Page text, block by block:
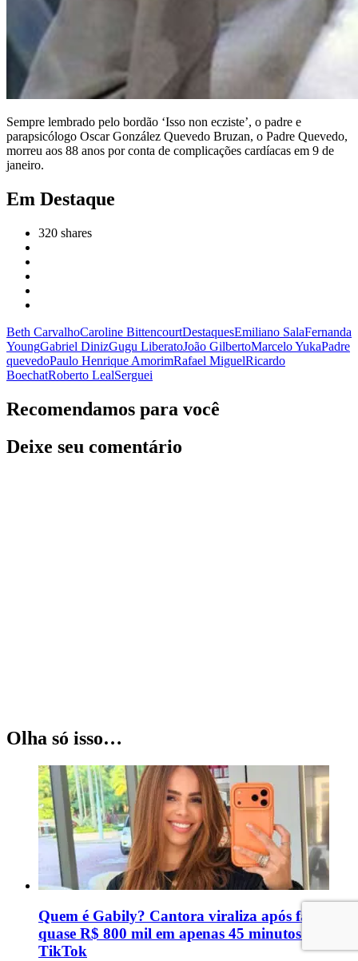
Sempre lembrado pelo bordão ‘Isso non ecziste’, o padre e
parapsicólogo Oscar González Quevedo Bruzan, o Padre Quevedo,
morreu aos 88 anos por conta de complicações cardíacas em 9 de
janeiro.
Em Destaque
320 shares
Beth CarvalhoCaroline BittencourtDestaquesEmiliano SalaFernanda
YoungGabriel DinizGugu LiberatoJoão GilbertoMarcelo YukaPadre
quevedoPaulo Henrique AmorimRafael MiguelRicardo
BoechatRoberto LealSerguei
Recomendamos para você
Deixe seu comentário
Olha só isso…
Quem é Gabily? Cantora viraliza após faturar
quase R$ 800 mil em apenas 45 minutos no
TikTok